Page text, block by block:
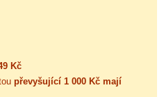
Kč
převyšující 1 000 Kč mají